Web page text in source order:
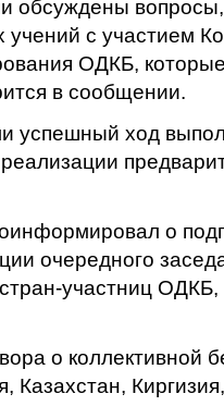
обсуждены
учений с участием
ОДКБ,
в сообщении.
успешный ход
о
очередного
участниц ОДКБ,
о коллективной
Казахстан,